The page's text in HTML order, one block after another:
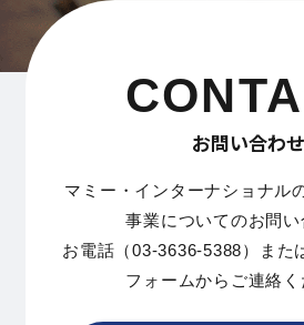
お問い合わせ
マミー・インターナショナル
事業についてのお問い
お電話（03-3636-5388）また
フォームからご連絡く